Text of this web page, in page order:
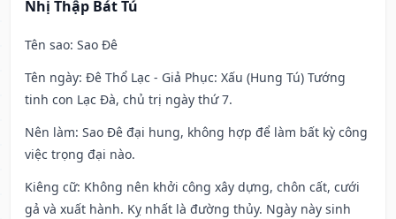
Nhị Thập Bát Tú
Tên sao: Sao Đê
Tên ngày: Đê Thổ Lạc - Giả Phục: Xấu (Hung Tú) Tướng
tinh con Lạc Đà, chủ trị ngày thứ 7.
Nên làm: Sao Đê đại hung, không hợp để làm bất kỳ công
việc trọng đại nào.
Kiêng cữ: Không nên khởi công xây dựng, chôn cất, cưới
gả và xuất hành. Kỵ nhất là đường thủy. Ngày này sinh